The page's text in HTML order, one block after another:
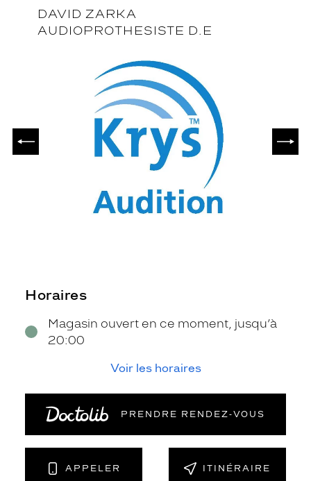
DAVID ZARKA
AUDIOPROTHESISTE D.E
Horaires
Magasin ouvert en ce moment, jusqu’à
20:00
Voir les horaires
PRENDRE RENDEZ‑VOUS
APPELER ITINÉRAIRE